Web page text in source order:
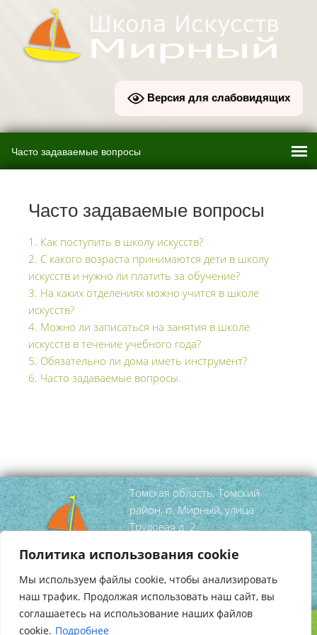
Политика использования cookie
Мы используем файлы cookie, чтобы анализировать
наш трафик. Продолжая использовать наш сайт, вы
соглашаетесь на использование наших файлов
cookie. Подробнее
Версия для слабовидящих
Часто задаваемые вопросы
1. Как поступить в школу искусств?
2. С какого возраста принимаются дети в школу
искусств и нужно ли платить за обучение?
3. На каких отделениях можно учится в школе
искусств?
4. Можно ли записаться на занятия в школе
искусств в течение учебного года?
5. Обязательно ли дома иметь инструмент?
6. Часто задаваемые вопросы.
Томская область, Томский
район, п. Мирный, улица
Трудовая д. 2
тел/факс(3822) 95 52 99
mirniy-
dshi@tomsky.gov70.ru